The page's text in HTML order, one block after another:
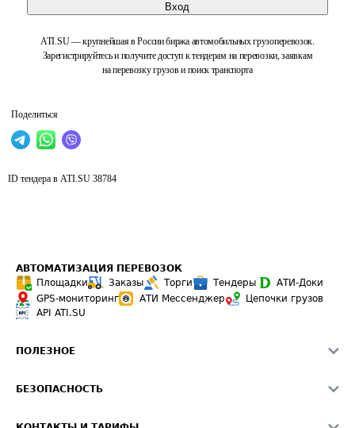
Вход
ATI.SU — крупнейшая в России биржа автомобильных грузоперевозок.
Зарегистрируйтесь и получите доступ к тендерам на перевозки, заявкам
на перевозку грузов и поиск транспорта
Поделиться
ID тендера в ATI.SU 38784
АВТОМАТИЗАЦИЯ ПЕРЕВОЗОК
Площадки
Заказы Торги Тендеры
АТИ-Доки
GPS-мониторинг
АТИ Мессенджер
Цепочки грузов
API ATI.SU
ПОЛЕЗНОЕ
Звезды ATI.SU на вашем сайте
БЕЗОПАСНОСТЬ